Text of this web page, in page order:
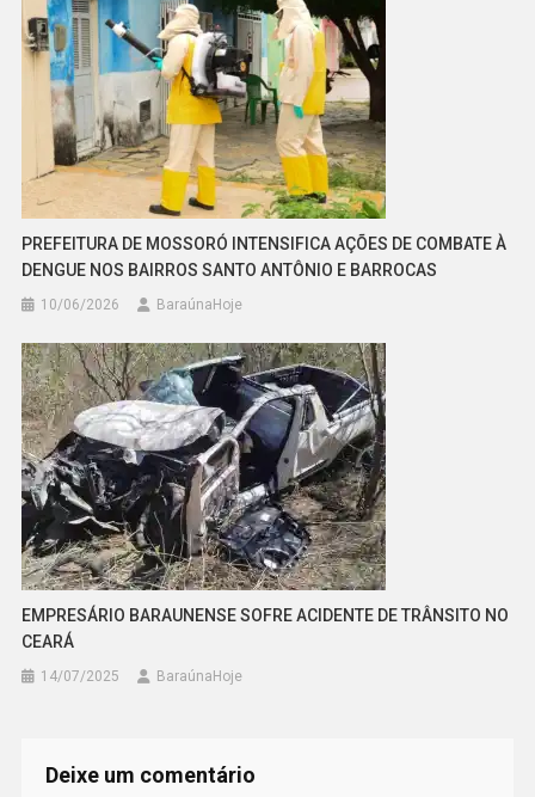
PREFEITURA DE MOSSORÓ INTENSIFICA AÇÕES DE COMBATE À
DENGUE NOS BAIRROS SANTO ANTÔNIO E BARROCAS
10/06/2026 BaraúnaHoje
EMPRESÁRIO BARAUNENSE SOFRE ACIDENTE DE TRÂNSITO NO
CEARÁ
14/07/2025 BaraúnaHoje
Deixe um comentário